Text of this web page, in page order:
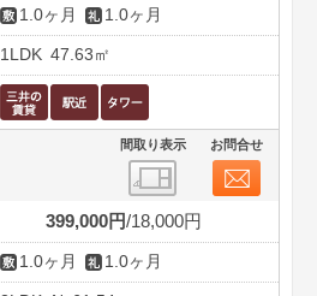
1.0ヶ月 1.0ヶ月
1LDK 47.63㎡
間取り表示 お問合せ
399,000円 18,000円
1.0ヶ月 1.0ヶ月